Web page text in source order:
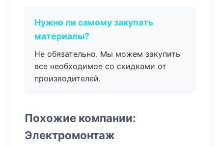
Нужно ли самому закупать
материалы?
Не обязательно. Мы можем закупить
все необходимое со скидками от
производителей.
Похожие компании:
Электромонтаж